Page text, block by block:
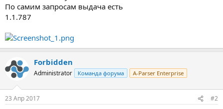
По самим запросам выдача есть
1.1.787
Forbidden
Administrator Команда форума A-Parser Enterprise
23 Апр 2017 #2